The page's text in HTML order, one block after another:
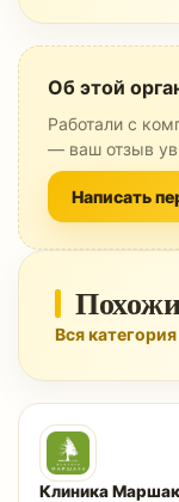
Об этой
Работали с
— ваш отзыв
Написать
Вся
Клиника